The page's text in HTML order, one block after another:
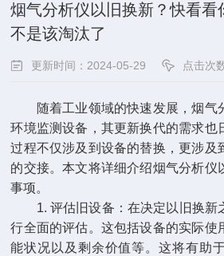
烟气分析仪以旧换新？快看看
不是该淘汰了
更新时间：2024-05-29 点击次
随着工业领域的快速发展，烟气
环境监测设备，其更新换代的需求也
过程不仅涉及到设备的替换，更涉及
的交接。本文将详细介绍烟气分析仪
事项。
1. 评估旧设备：在决定以旧换新
行全面的评估。这包括设备的实际使
能状况以及剩余价值等。这将有助